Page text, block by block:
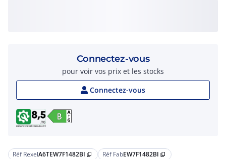
Réf RexelA6TEW7F1482BI content_copy Réf FabEW7F1482BI content_copy
Connectez-vous
pour voir vos prix et les stocks
Connectez-vous